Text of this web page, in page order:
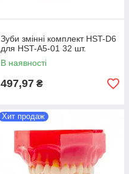
Зуби змінні комплект HST-D6
для HST-A5-01 32 шт.
В наявності
497,97 ₴
Хит продаж